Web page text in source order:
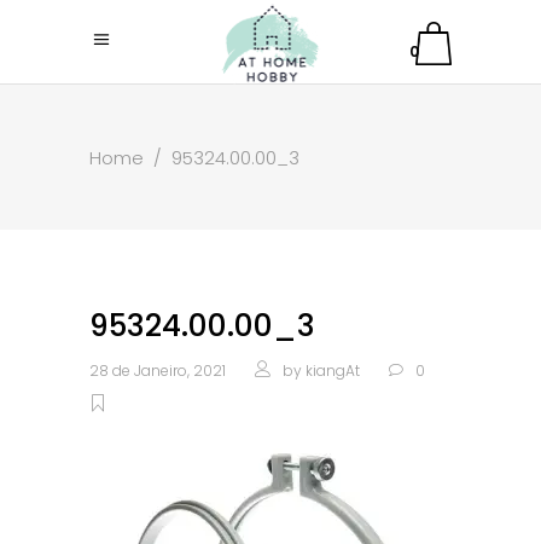
0
Home / 95324.00.00_3
95324.00.00_3
28 de Janeiro, 2021 by kiangAt 0